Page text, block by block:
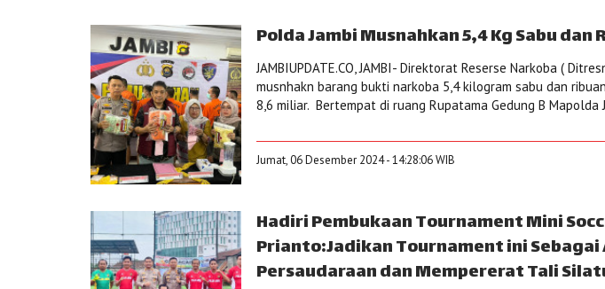
Polda Jambi Musnahkan 5,4 Kg Sabu dan
JAMBIUPDATE.CO, JAMBI- Direktorat Reserse Narkoba (
musnhakn barang bukti narkoba 5,4 kilogram sabu dan
8,6 miliar. Bertempat di ruang Rupatama Gedung B Mapolda
Jumat, 06 Desember 2024 - 14:28:06 WIB
Hadiri Pembukaan Tournament Mini
Prianto:Jadikan Tournament ini Sebagai
Persaudaraan dan Mempererat Tali